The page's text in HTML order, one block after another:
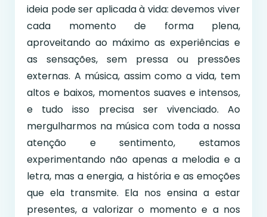
ideia pode ser aplicada à vida: devemos viver
cada momento de forma plena,
aproveitando ao máximo as experiências e
as sensações, sem pressa ou pressões
externas. A música, assim como a vida, tem
altos e baixos, momentos suaves e intensos,
e tudo isso precisa ser vivenciado. Ao
mergulharmos na música com toda a nossa
atenção e sentimento, estamos
experimentando não apenas a melodia e a
letra, mas a energia, a história e as emoções
que ela transmite. Ela nos ensina a estar
presentes, a valorizar o momento e a nos